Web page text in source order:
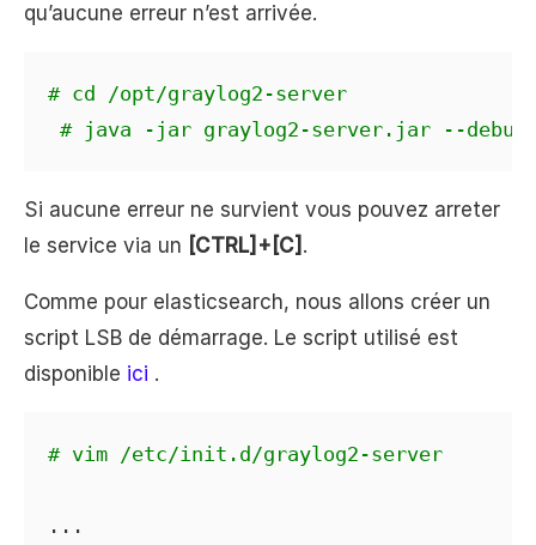
qu’aucune erreur n’est arrivée.
# cd /opt/graylog2-server
# java -jar graylog2-server.jar --debug
Si aucune erreur ne survient vous pouvez arreter
le service via un [CTRL] + [C] .
Comme pour elasticsearch, nous allons créer un
script LSB de démarrage. Le script utilisé est
disponible ici .
# vim /etc/init.d/graylog2-server
...